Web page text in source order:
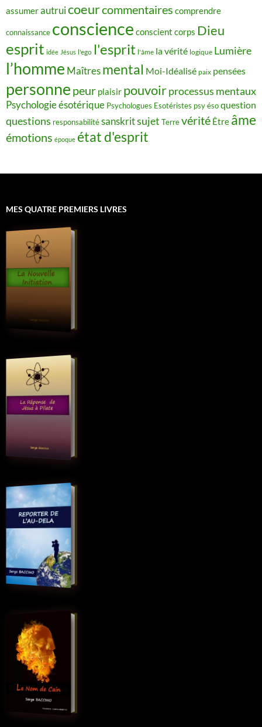
assumerautruicoeurcommentaires comprendre
connaissance conscience conscient corps Dieu
esprit idée Jésus l'ego l'esprit l'âme la vérité logique Lumière
l’homme Maîtres mental Moi-Idéalisé paix pensées
personne peur plaisir pouvoirprocessus mentaux
Psychologie ésotérique Psychologues Esotéristes psy ésoquestion
questions responsabilitésanskritsujet Terrevérité Être âme
émotions époque état d'esprit
MES QUATRE PREMIERS LIVRES